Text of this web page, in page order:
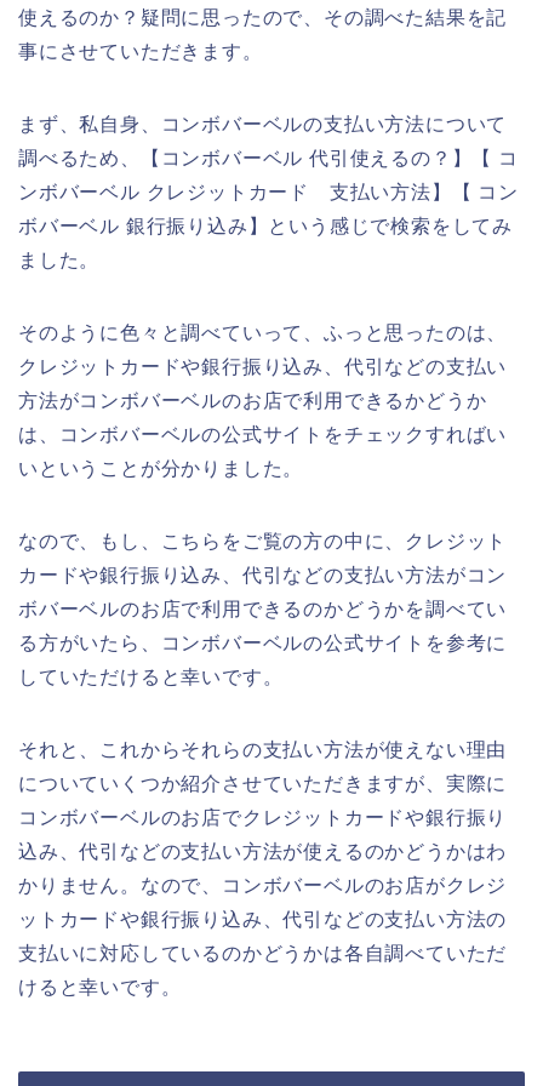
使えるのか？疑問に思ったので、その調べた結果を記
事にさせていただきます。
まず、私自身、コンボバーベルの支払い方法について
調べるため、【コンボバーベル 代引使えるの？】【 コ
ンボバーベル クレジットカード 支払い方法】【 コン
ボバーベル 銀行振り込み】という感じで検索をしてみ
ました。
そのように色々と調べていって、ふっと思ったのは、
クレジットカードや銀行振り込み、代引などの支払い
方法がコンボバーベルのお店で利用できるかどうか
は、コンボバーベルの公式サイトをチェックすればい
いということが分かりました。
なので、もし、こちらをご覧の方の中に、クレジット
カードや銀行振り込み、代引などの支払い方法がコン
ボバーベルのお店で利用できるのかどうかを調べてい
る方がいたら、コンボバーベルの公式サイトを参考に
していただけると幸いです。
それと、これからそれらの支払い方法が使えない理由
についていくつか紹介させていただきますが、実際に
コンボバーベルのお店でクレジットカードや銀行振り
込み、代引などの支払い方法が使えるのかどうかはわ
かりません。なので、コンボバーベルのお店がクレジ
ットカードや銀行振り込み、代引などの支払い方法の
支払いに対応しているのかどうかは各自調べていただ
けると幸いです。